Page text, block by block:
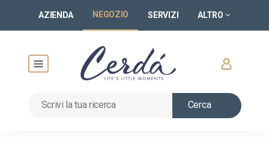
AZIENDA NEGOZIO SERVIZI ALTRO
Cerca